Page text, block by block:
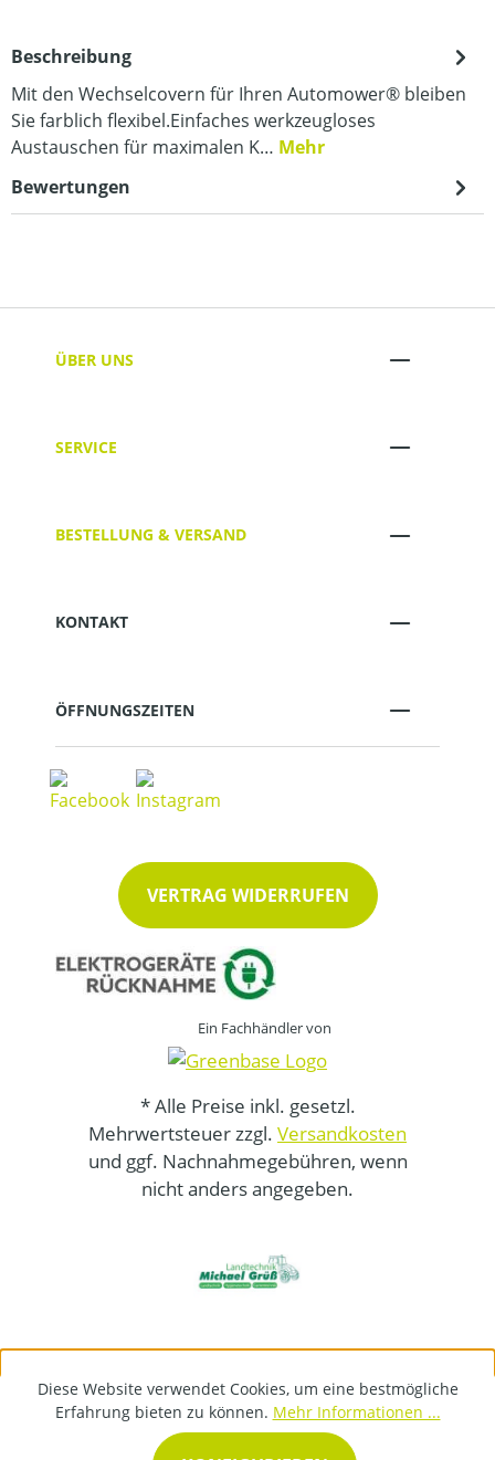
Beschreibung
Mit den Wechselcovern für Ihren Automower® bleiben
Sie farblich flexibel.Einfaches werkzeugloses
Austauschen für maximalen K… Mehr
Bewertungen
ÜBER UNS
SERVICE
BESTELLUNG & VERSAND
KONTAKT
ÖFFNUNGSZEITEN
VERTRAG WIDERRUFEN
Ein Fachhändler von
* Alle Preise inkl. gesetzl.
Mehrwertsteuer zzgl. Versandkosten
und ggf. Nachnahmegebühren, wenn
nicht anders angegeben.
Diese Website verwendet Cookies, um eine bestmögliche
Erfahrung bieten zu können. Mehr Informationen ...